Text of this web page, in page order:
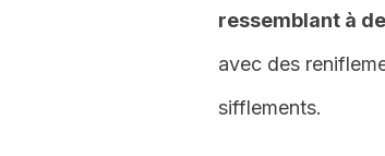
ressemblant à
avec des
sifflements.